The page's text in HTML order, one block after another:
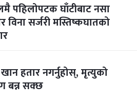
पहिलोपटक घाँटीबाट नसा
विना सर्जरी मस्तिष्कघातको
हतार नगर्नुहोस्, मृत्युको
बन्न सक्छ